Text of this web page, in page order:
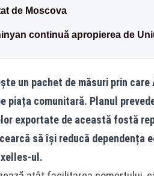
de Moscova
continuă apropierea de
un pachet de măsuri prin
piața comunitară. Planul
exportate de această fostă
să își reducă dependența
ul.